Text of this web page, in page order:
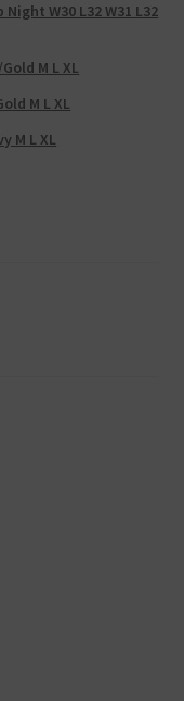
W30 L32 W31 L32
M L XL
M L XL
M L XL